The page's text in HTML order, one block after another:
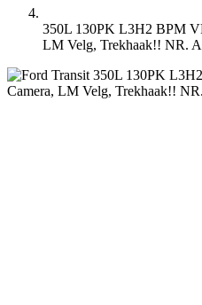
350L 130PK L3H2 BPM
LM Velg, Trekhaak!! NR.